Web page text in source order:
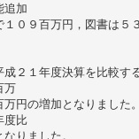
追加
０９百万円，図書は５
２１年度決算を比較す
万
円の増加となりました
度比
りました。